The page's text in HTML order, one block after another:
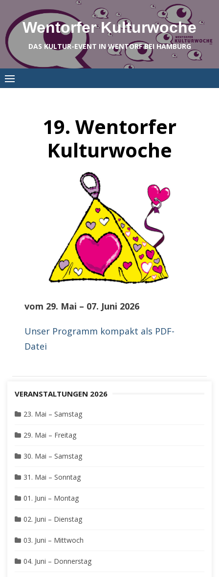
contentWentorfer Kulturwoche
DAS KULTUR-EVENT IN WENTORF BEI HAMBURG
19. Wentorfer
Kulturwoche
vom 29. Mai – 07. Juni 2026
Unser Programm kompakt als PDF-
Datei
VERANSTALTUNGEN 2026
23. Mai – Samstag
29. Mai – Freitag
30. Mai – Samstag
31. Mai – Sonntag
01. Juni – Montag
02. Juni – Dienstag
03. Juni – Mittwoch
04. Juni – Donnerstag